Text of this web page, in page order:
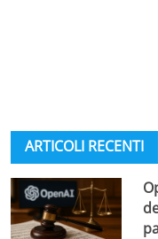
ARTICOLI RECENTI